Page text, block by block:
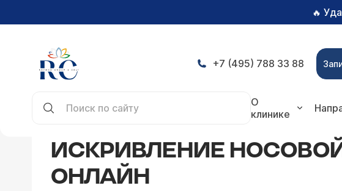
🔥
+7 (495) 788 33 88
О
клинике
ИСКРИВЛЕНИЕ
ОНЛАЙН